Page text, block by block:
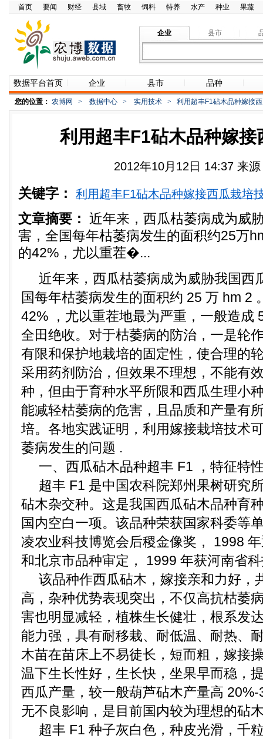
首页 要闻 财经 县域 畜牧 饲料 特养 水产 种业 果蔬
企业 县市
数据平台首页 企业 县市 品种
您的位置： 农博网 > 数据中心 > 实用技术 > 利用超丰F1砧木品种嫁接
利用超丰F1砧木品种嫁接
2012年10月12日 14:37 来
关键字： 利用超丰F1砧木品种嫁接西瓜栽培
文章摘要： 近年来，西瓜枯萎病成为威
害，全国每年枯萎病发生的面积约25万
的42%，尤以重茬�...
近年来，西瓜枯萎病成为威胁我国西
国每年枯萎病发生的面积约 25 万 hm 2
42% ，尤以重茬地最为严重，一般造成
全田绝收。对于枯萎病的防治，一是轮
有限和保护地栽培的固定性，使合理的
采用药剂防治，但效果不理想，不能有
种，但由于育种水平所限和西瓜生理小
能减轻枯萎病的危害，且品质和产量有
培。各地实践证明，利用嫁接栽培技术
萎病发生的问题 .
一、西瓜砧木品种超丰 F1 ，特征特
超丰 F1 是中国农科院郑州果树研究
砧木杂交种。这是我国西瓜砧木品种育
国内空白一项。该品种荣获国家科委等
凌农业科技博览会后稷金像奖， 1998
和北京市品种审定， 1999 年获河南省
该品种作西瓜砧木，嫁接亲和力好，
高，杂种优势表现突出，不仅高抗枯萎
害也明显减轻，植株生长健壮，根系发
能力强，具有耐移栽、耐低温、耐热、
木苗在苗床上不易徒长，短而粗，嫁接
温下生长性好，生长快，坐果早而稳，
西瓜产量，较一般葫芦砧木产量高
无不良影响，是目前国内较为理想的砧
超丰 F1 种子灰白色，种皮光滑，千